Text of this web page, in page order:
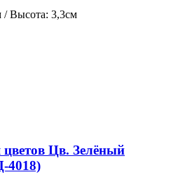
Высота: 3,3см
Цв. Зелёный
4018)